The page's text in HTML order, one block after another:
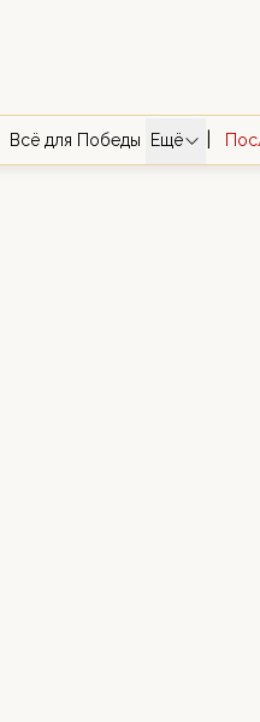
Всё для Победы Ещё